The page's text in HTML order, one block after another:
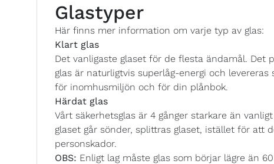
Glastyper
Här finns mer information om varje typ av glas:
Klart glas
Det vanligaste glaset för de flesta ändamål.
glas är naturligtvis superlåg-energi och
för inomhusmiljön och för din plånbok.
Härdat glas
Vårt säkerhetsglas är 4 gånger starkare än
glaset går sönder, splittras glaset, istället för att
personskador.
OBS: Enligt lag måste glas som börjar lägre än